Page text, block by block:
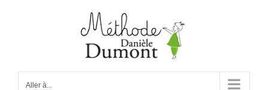
Aller à...